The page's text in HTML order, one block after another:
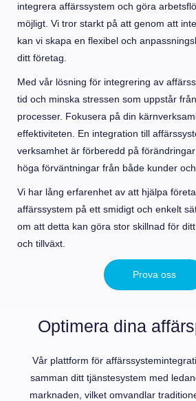
integrera affärssystem och göra
möjligt. Vi tror starkt på att genom att
kan vi skapa en flexibel och
ditt företag.
Med vår lösning för integrering av
tid och minska stressen som uppstår
processer. Fokusera på din
effektiviteten. En integration till
verksamhet är förberedd på
höga förväntningar från både kunder
Vi har lång erfarenhet av att hjälpa
affärssystem på ett smidigt och enkelt
om att detta kan göra stor skillnad för
och tillväxt.
Prova oss
Optimera dina
Vår plattform för
samman ditt tjänstesystem med
marknaden, vilket omvandlar